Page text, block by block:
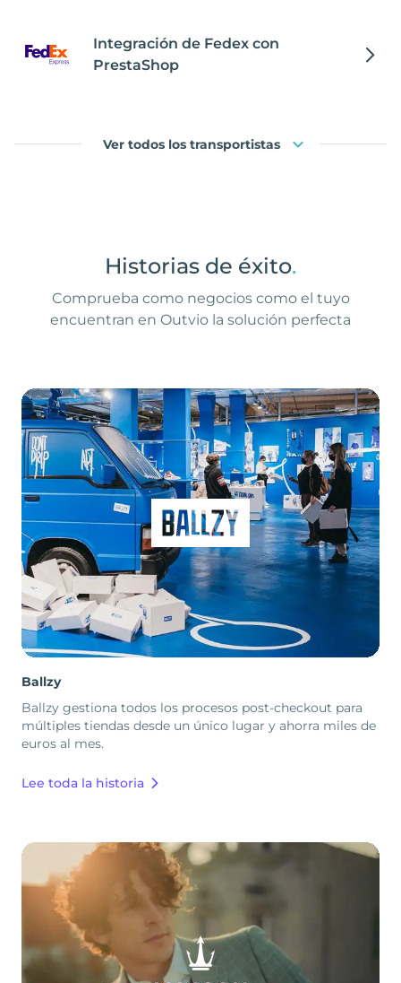
Integración de Fedex con
PrestaShop
Ver todos los transportistas
Historias de éxito.
Comprueba como negocios como el tuyo
encuentran en Outvio la solución perfecta
Ballzy
Ballzy gestiona todos los procesos post-checkout para
múltiples tiendas desde un único lugar y ahorra miles de
euros al mes.
Lee toda la historia